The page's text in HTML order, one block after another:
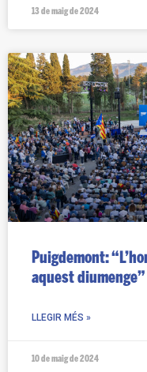
13 de maig de 2024
Puigdemont:
aquest diumenge”
LLEGIR MÉS »
10 de maig de 2024